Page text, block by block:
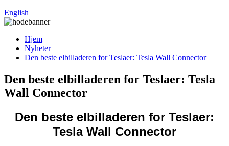
English
Hjem
Nyheter
Den beste elbilladeren for Teslaer: Tesla Wall Connector
Den beste elbilladeren for Teslaer: Tesla
Wall Connector
Den beste elbilladeren for Teslaer:
Tesla Wall Connector